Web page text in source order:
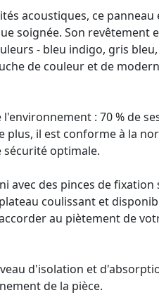
acoustiques, ce panneau
soignée. Son revêtement
- bleu indigo, gris
de couleur et de
: 70 % de
plus, il est conforme à la
sécurité optimale.
avec des pinces de fixation
coulissant et
au piètement de
d'isolation et
de la pièce.